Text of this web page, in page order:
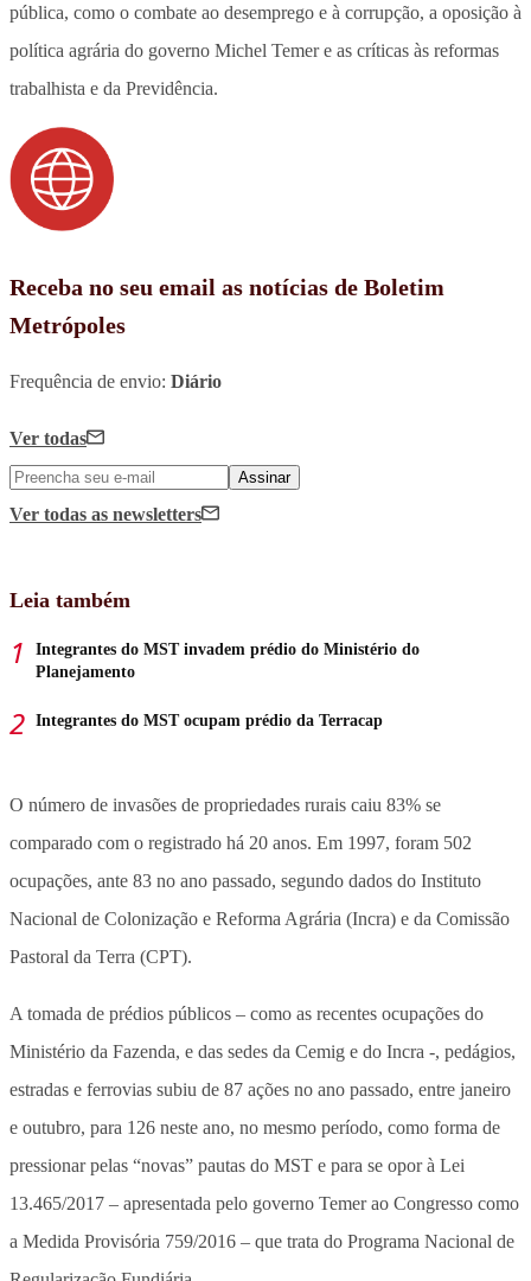
pública, como o combate ao desemprego e à corrupção, a oposição à
política agrária do governo Michel Temer e as críticas às reformas
trabalhista e da Previdência.
Receba no seu email as notícias de Boletim
Metrópoles
Frequência de envio: Diário
Ver todas
Assinar
Ver todas as newsletters
Leia também
Integrantes do MST invadem prédio do Ministério do
Planejamento
Integrantes do MST ocupam prédio da Terracap
O número de invasões de propriedades rurais caiu 83% se
comparado com o registrado há 20 anos. Em 1997, foram 502
ocupações, ante 83 no ano passado, segundo dados do Instituto
Nacional de Colonização e Reforma Agrária (Incra) e da Comissão
Pastoral da Terra (CPT).
A tomada de prédios públicos – como as recentes ocupações do
Ministério da Fazenda, e das sedes da Cemig e do Incra -, pedágios,
estradas e ferrovias subiu de 87 ações no ano passado, entre janeiro
e outubro, para 126 neste ano, no mesmo período, como forma de
pressionar pelas “novas” pautas do MST e para se opor à Lei
13.465/2017 – apresentada pelo governo Temer ao Congresso como
a Medida Provisória 759/2016 – que trata do Programa Nacional de